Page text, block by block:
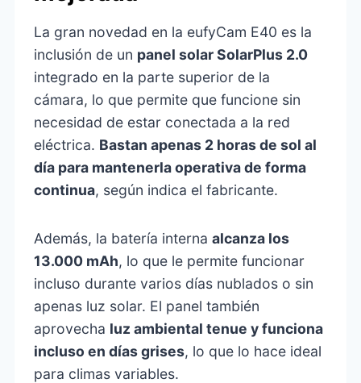
La gran novedad en la eufyCam E40 es la
inclusión de un panel solar SolarPlus 2.0
integrado en la parte superior de la
cámara, lo que permite que funcione sin
necesidad de estar conectada a la red
eléctrica. Bastan apenas 2 horas de sol al
día para mantenerla operativa de forma
continua, según indica el fabricante.
Además, la batería internaalcanza los
13.000 mAh, lo que le permite funcionar
incluso durante varios días nublados o sin
apenas luz solar. El panel también
aprovecha luz ambiental tenue y funciona
incluso en días grises, lo que lo hace ideal
para climas variables.